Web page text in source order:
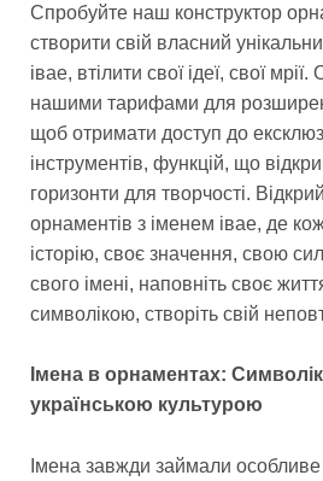
Спробуйте наш конструктор
створити свій власний
івае, втілити свої ідеї, свої
нашими тарифами для
щоб отримати доступ до
інструментів, функцій, що
горизонти для творчості.
орнаментів з іменем івае, де
історію, своє значення, свою
свого імені, наповніть своє
символікою, створіть свій
Імена в орнаментах:
українською культурою
Імена завжди займали особливе